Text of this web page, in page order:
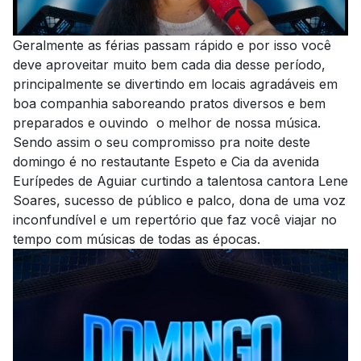
Geralmente as férias passam rápido e por isso você
deve aproveitar muito bem cada dia desse período,
principalmente se divertindo em locais agradáveis em
boa companhia saboreando pratos diversos e bem
preparados e ouvindo o melhor de nossa música.
Sendo assim o seu compromisso pra noite deste
domingo é no restautante Espeto e Cia da avenida
Eurípedes de Aguiar curtindo a talentosa cantora Lene
Soares, sucesso de público e palco, dona de uma voz
inconfundível e um repertório que faz você viajar no
tempo com músicas de todas as épocas.